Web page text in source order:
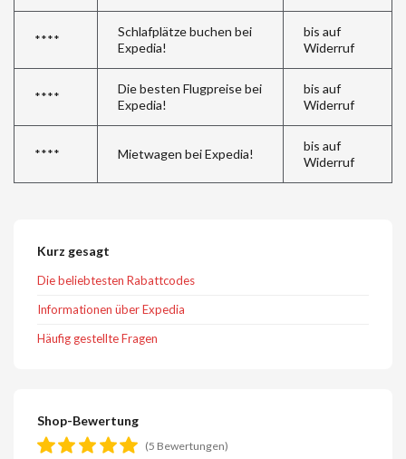
****
Schlafplätze buchen bei
Expedia!
bis auf
Widerruf
****
Die besten Flugpreise bei
Expedia!
bis auf
Widerruf
**** Mietwagen bei Expedia!
bis auf
Widerruf
Kurz gesagt
Die beliebtesten Rabattcodes
Informationen über Expedia
Häufig gestellte Fragen
Shop-Bewertung
(5 Bewertungen)